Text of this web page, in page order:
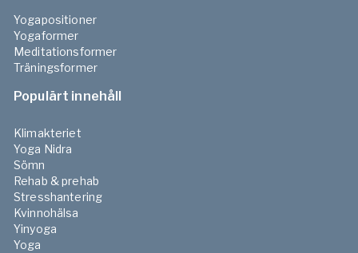
Yogapositioner
Yogaformer
Meditationsformer
Träningsformer
Populärt innehåll
Klimakteriet
Yoga Nidra
Sömn
Rehab & prehab
Stresshantering
Kvinnohälsa
Yinyoga
Yoga